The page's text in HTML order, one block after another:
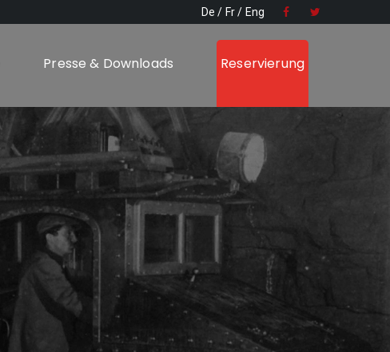
De Fr Eng
Presse & Downloads Reservierung